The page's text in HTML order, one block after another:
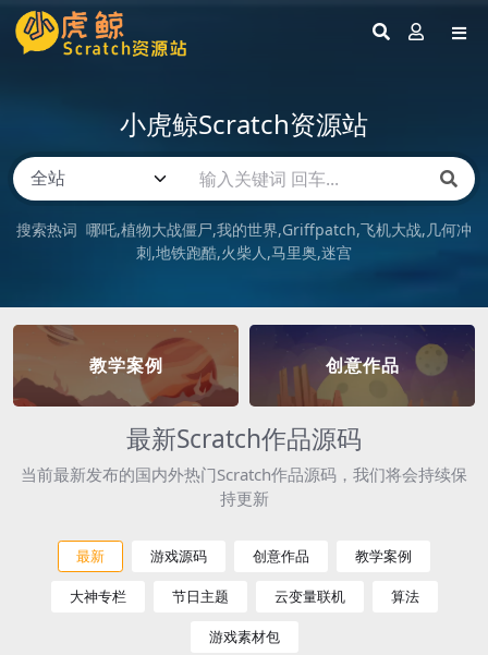
小虎鲸Scratch资源站
搜索热词 哪吒 植物大战僵尸 我的世界 Griffpatch 飞机大战 几何冲
刺 地铁跑酷 火柴人 马里奥 迷宫
教学案例 创意作品
最新Scratch作品源码
当前最新发布的国内外热门Scratch作品源码，我们将会持续保
持更新
最新 游戏源码 创意作品 教学案例
大神专栏 节日主题 云变量联机 算法
游戏素材包